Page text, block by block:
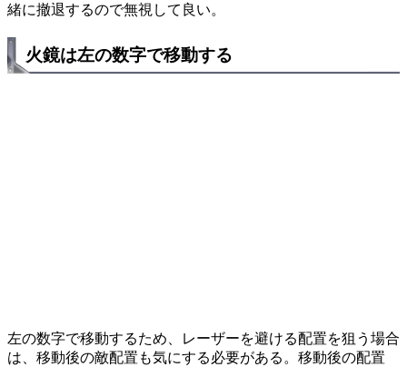
緒に撤退するので無視して良い。
火鏡は左の数字で移動する
左の数字で移動するため、レーザーを避ける配置を狙う場合
は、移動後の敵配置も気にする必要がある。移動後の配置